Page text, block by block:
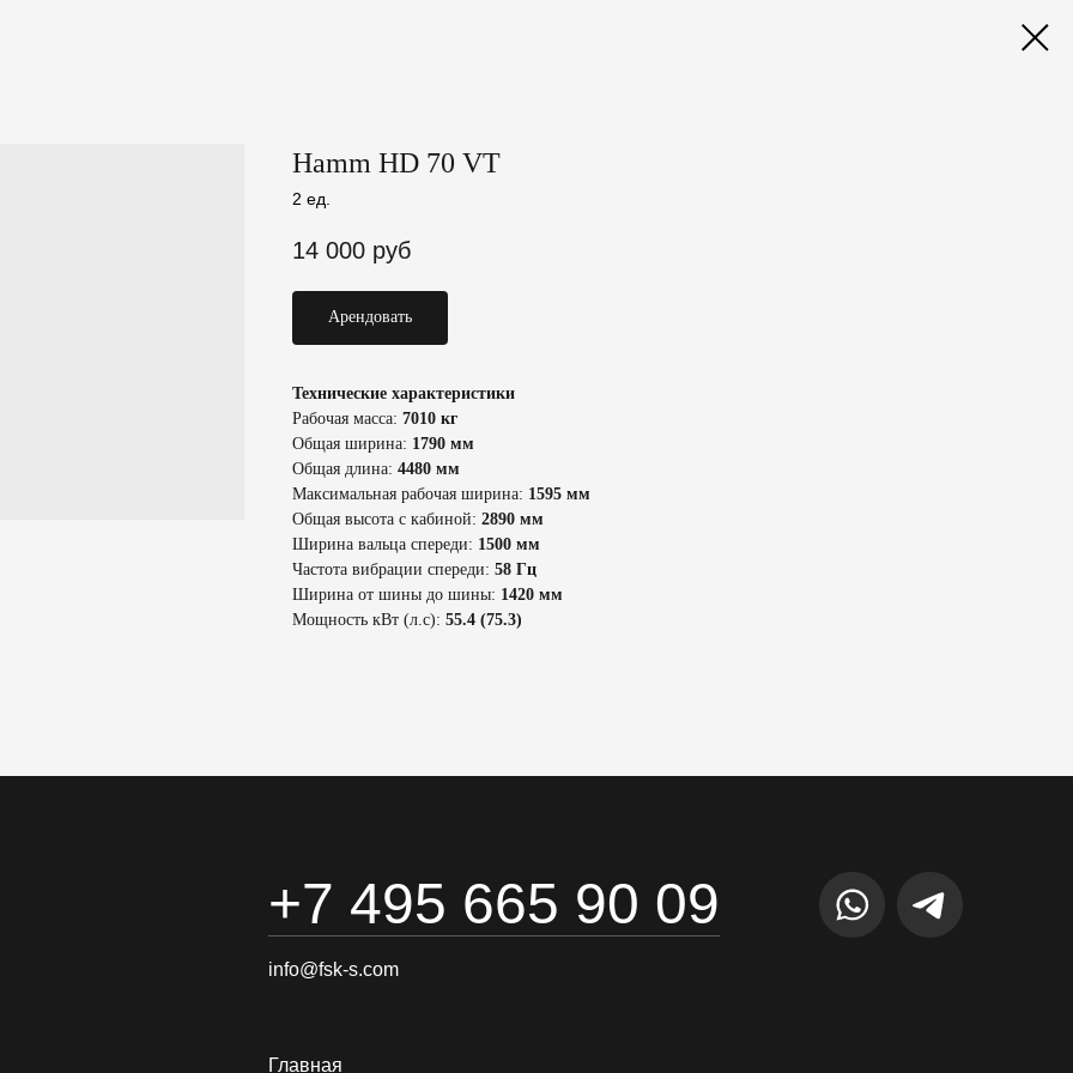
Hamm HD 70 VT
2 ед.
14 000 руб
Арендовать
Технические характеристики
Рабочая масса: 7010 кг
Общая ширина: 1790 мм
Общая длина: 4480 мм
Максимальная рабочая ширина: 1595 мм
Общая высота с кабиной: 2890 мм
Ширина вальца спереди: 1500 мм
Частота вибрации спереди: 58 Гц
Ширина от шины до шины: 1420 мм
Мощность кВт (л.с): 55.4 (75.3)
+7 495 665 90 09
info@fsk-s.com
Главная